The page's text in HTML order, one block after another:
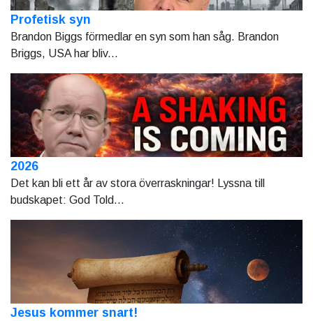
Profetisk syn
Brandon Biggs förmedlar en syn som han såg. Brandon
Briggs, USA har bliv...
2026
Det kan bli ett år av stora överraskningar! Lyssna till
budskapet: God Told...
Jesus kommer snart!